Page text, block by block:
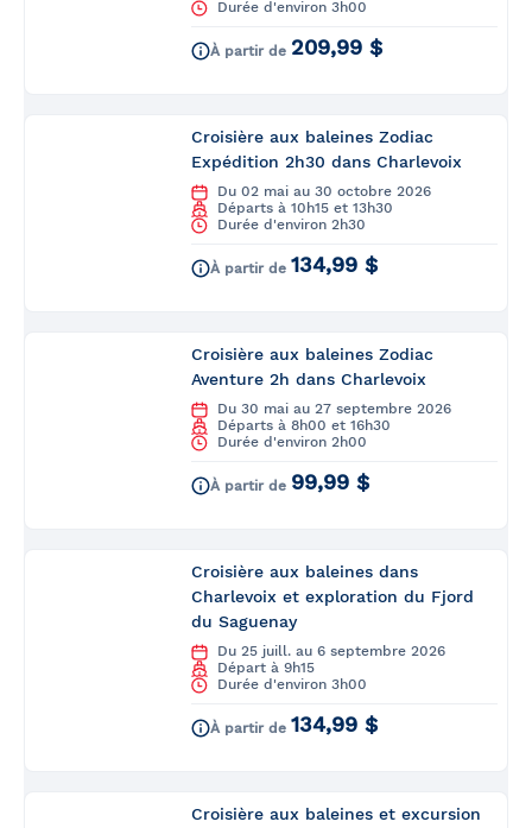
Durée d'environ 3h00
À partir de 209,99 $
Croisière aux baleines Zodiac
Expédition 2h30 dans Charlevoix
Du 02 mai au 30 octobre 2026
Départs à 10h15 et 13h30
Durée d'environ 2h30
À partir de 134,99 $
Croisière aux baleines Zodiac
Aventure 2h dans Charlevoix
Du 30 mai au 27 septembre 2026
Départs à 8h00 et 16h30
Durée d'environ 2h00
À partir de 99,99 $
Croisière aux baleines dans
Charlevoix et exploration du Fjord
du Saguenay
Du 25 juill. au 6 septembre 2026
Départ à 9h15
Durée d'environ 3h00
À partir de 134,99 $
Croisière aux baleines et excursion